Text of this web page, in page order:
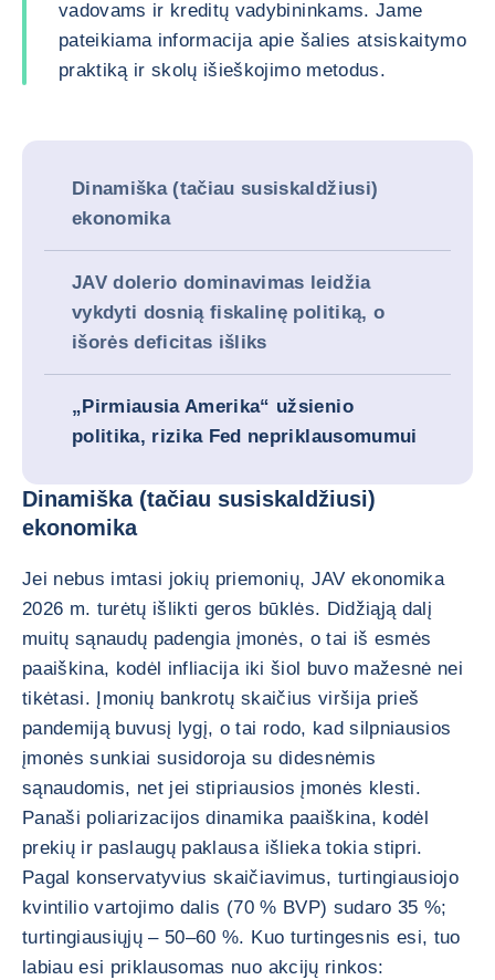
vadovams ir kreditų vadybininkams. Jame
pateikiama informacija apie šalies atsiskaitymo
praktiką ir skolų išieškojimo metodus.
Dinamiška (tačiau susiskaldžiusi)
ekonomika
JAV dolerio dominavimas leidžia
vykdyti dosnią fiskalinę politiką, o
išorės deficitas išliks
„Pirmiausia Amerika“ užsienio
politika, rizika Fed nepriklausomumui
Dinamiška (tačiau susiskaldžiusi)
ekonomika
Jei nebus imtasi jokių priemonių, JAV ekonomika
2026 m. turėtų išlikti geros būklės. Didžiąją dalį
muitų sąnaudų padengia įmonės, o tai iš esmės
paaiškina, kodėl infliacija iki šiol buvo mažesnė nei
tikėtasi. Įmonių bankrotų skaičius viršija prieš
pandemiją buvusį lygį, o tai rodo, kad silpniausios
įmonės sunkiai susidoroja su didesnėmis
sąnaudomis, net jei stipriausios įmonės klesti.
Panaši poliarizacijos dinamika paaiškina, kodėl
prekių ir paslaugų paklausa išlieka tokia stipri.
Pagal konservatyvius skaičiavimus, turtingiausiojo
kvintilio vartojimo dalis (70 % BVP) sudaro 35 %;
turtingiausiųjų – 50–60 %. Kuo turtingesnis esi, tuo
labiau esi priklausomas nuo akcijų rinkos: